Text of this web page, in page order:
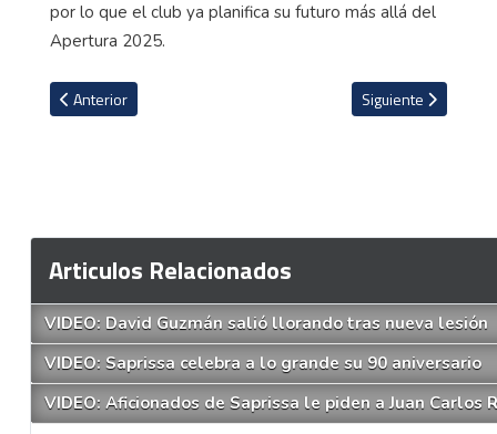
por lo que el club ya planifica su futuro más allá del
Apertura 2025.
Artículo anterior: El fútbol nacional sombrío que ve analista
Anterior Artículo siguiente:
Siguiente
Articulos Relacionados
VIDEO: David Guzmán salió llorando tras nueva lesión
VIDEO: Saprissa celebra a lo grande su 90 aniversario
VIDEO: Aficionados de Saprissa le piden a Juan Carlos